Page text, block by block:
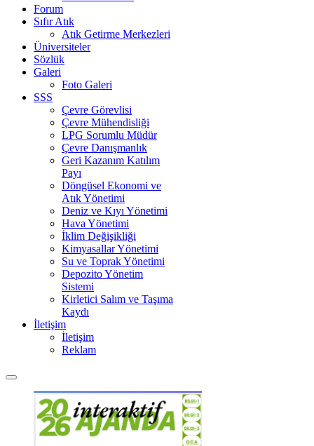
Forum
Sıfır Atık
Atık Getirme Merkezleri
Üniversiteler
Sözlük
Galeri
Foto Galeri
SSS
Çevre Görevlisi
Çevre Mühendisliği
LPG Sorumlu Müdür
Çevre Danışmanlık
Geri Kazanım Katılım
Payı
Döngüsel Ekonomi ve
Atık Yönetimi
Deniz ve Kıyı Yönetimi
Hava Yönetimi
İklim Değişikliği
Kimyasallar Yönetimi
Su ve Toprak Yönetimi
Depozito Yönetim
Sistemi
Kirletici Salım ve Taşıma
Kaydı
İletişim
İletişim
Reklam